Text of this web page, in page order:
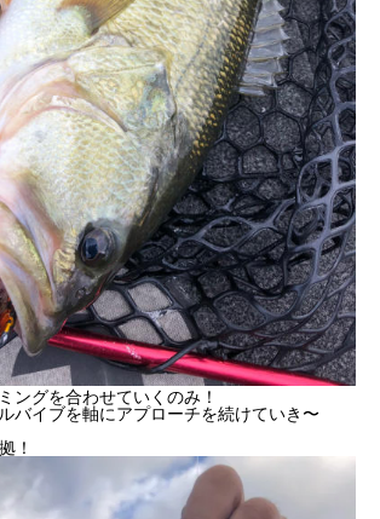
ングを合わせていくのみ！
バイブを軸にアプローチを続けていき〜
！